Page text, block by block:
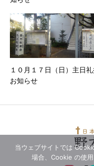
１０月１７日（日）主日
お知らせ
当ウェブサイトでは
場合、Cookie の使用